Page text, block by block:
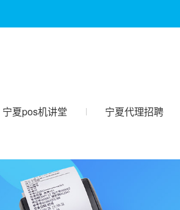
宁夏pos机讲堂 宁夏代理招聘